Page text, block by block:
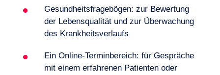
Kontakt
DE
Gesundheitsfragebögen: zur Bewertung
der Lebensqualität und zur Überwachung
des Krankheitsverlaufs
Ein Online-Terminbereich: für Gespräche
mit einem erfahrenen Patienten oder